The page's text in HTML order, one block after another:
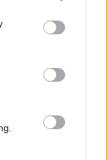
You may click to
party tags to
in below Google